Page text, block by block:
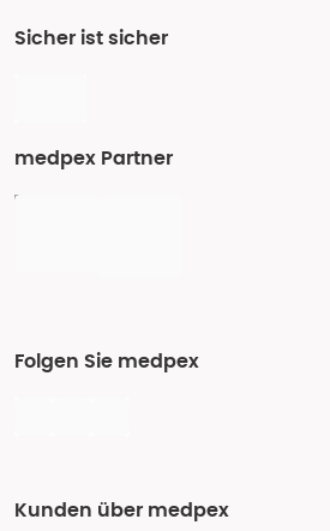
Sicher ist sicher
medpex Partner
Folgen Sie medpex
Kunden über medpex